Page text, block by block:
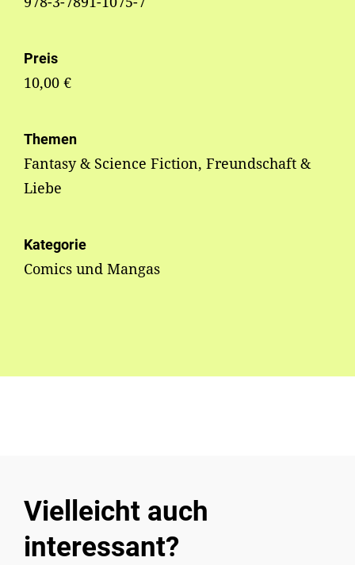
Preis
10,00 €
Themen
Fantasy & Science Fiction, Freundschaft &
Liebe
Kategorie
Comics und Mangas
Vielleicht auch
interessant?